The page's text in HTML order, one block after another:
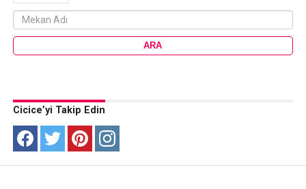
Cicice’yi Takip Edin